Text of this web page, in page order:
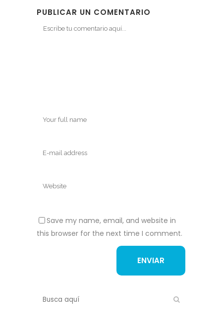
PUBLICAR UN COMENTARIO
Save my name, email, and website in
this browser for the next time I comment.